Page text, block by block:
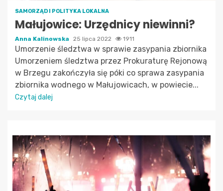
SAMORZĄD I POLITYKA LOKALNA
Małujowice: Urzędnicy niewinni?
Anna Kalinowska 25 lipca 2022 1911
Umorzenie śledztwa w sprawie zasypania zbiornika
Umorzeniem śledztwa przez Prokuraturę Rejonową
w Brzegu zakończyła się póki co sprawa zasypania
zbiornika wodnego w Małujowicach, w powiecie...
Czytaj dalej